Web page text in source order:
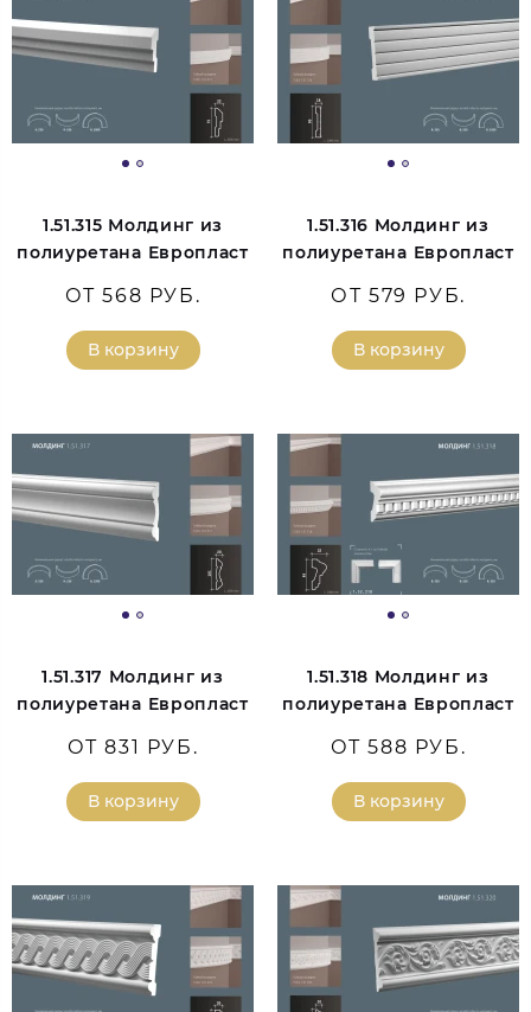
1.51.315 Молдинг из
полиуретана Европласт
ОТ 568 РУБ.
В корзину
1.51.316 Молдинг из
полиуретана Европласт
ОТ 579 РУБ.
В корзину
1.51.317 Молдинг из
полиуретана Европласт
ОТ 831 РУБ.
В корзину
1.51.318 Молдинг из
полиуретана Европласт
ОТ 588 РУБ.
В корзину